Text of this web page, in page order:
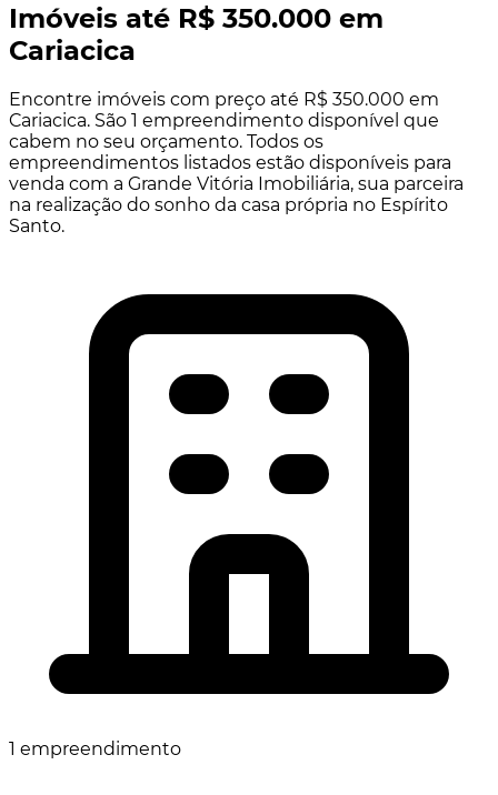
Imóveis até R$ 350.000 em
Cariacica
Encontre imóveis com preço até R$ 350.000 em
Cariacica. São 1 empreendimento disponível que
cabem no seu orçamento. Todos os
empreendimentos listados estão disponíveis para
venda com a Grande Vitória Imobiliária, sua parceira
na realização do sonho da casa própria no Espírito
Santo.
1 empreendimento